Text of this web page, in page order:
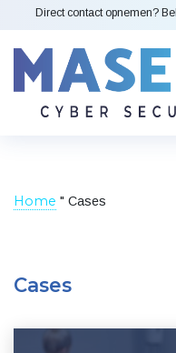
Direct contact opnemen? Bel
Home " Cases
Cases